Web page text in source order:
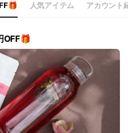
人気アイテム アカウント
OFF🎁